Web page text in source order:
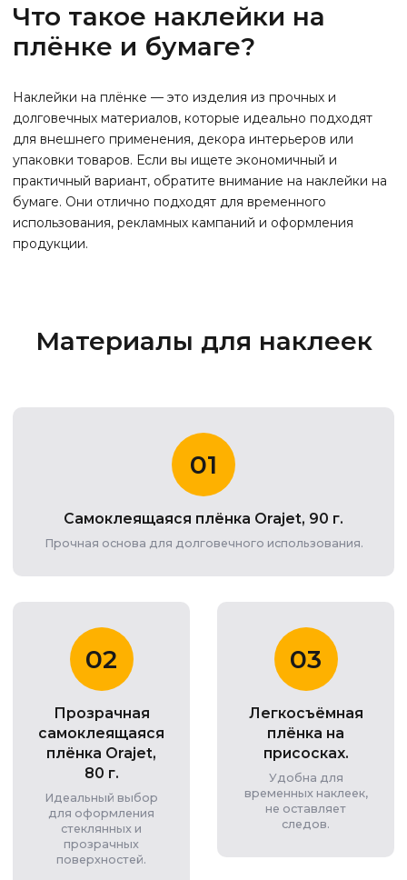
Что такое наклейки на
плёнке и бумаге?
Наклейки на плёнке — это изделия из прочных и
долговечных материалов, которые идеально подходят
для внешнего применения, декора интерьеров или
упаковки товаров. Если вы ищете экономичный и
практичный вариант, обратите внимание на наклейки на
бумаге. Они отлично подходят для временного
использования, рекламных кампаний и оформления
продукции.
Материалы для наклеек
01
Самоклеящаяся плёнка Orajet, 90 г.
Прочная основа для долговечного использования.
02
Прозрачная
самоклеящаяся
плёнка Orajet,
80 г.
Идеальный выбор
для оформления
стеклянных и
прозрачных
поверхностей.
03
Легкосъёмная
плёнка на
присосках.
Удобна для
временных наклеек,
не оставляет
следов.